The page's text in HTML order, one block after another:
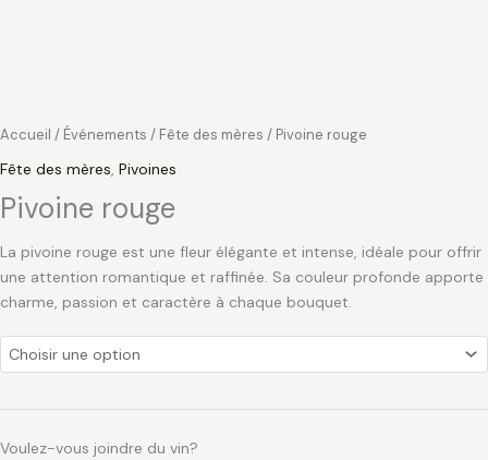
Accueil / Événements / Fête des mères / Pivoine rouge
Fête des mères, Pivoines
Pivoine rouge
La pivoine rouge est une fleur élégante et intense, idéale pour offrir
une attention romantique et raffinée. Sa couleur profonde apporte
charme, passion et caractère à chaque bouquet.
Voulez-vous joindre du vin?